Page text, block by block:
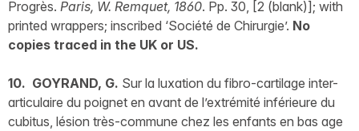
Progrès. Paris, W. Remquet, 1860. Pp. 30, [2 (blank)]; with
printed wrappers; inscribed ‘Société de Chirurgie’. No
copies traced in the UK or US.
10. GOYRAND, G. Sur la luxation du fibro-cartilage inter-
articulaire du poignet en avant de l’extrémité inférieure du
cubitus, lésion très-commune chez les enfants en bas age